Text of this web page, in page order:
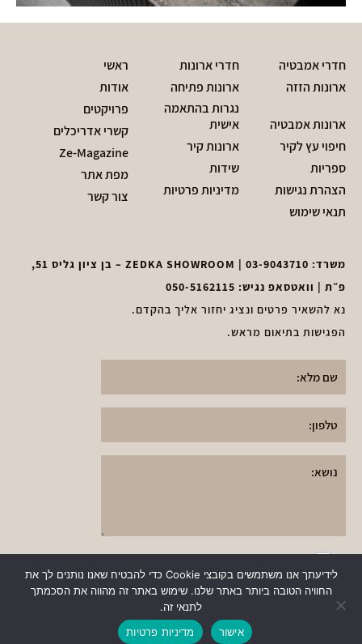
חדרי אמבטיה
חדרי ארונות
ארונות הזזה
ארונות פתיחה
ארונות אמבטיה
נגרות בהתאמה
אישית
חיפוי עץ לקיר
ארונות קיר
ספריות
שידות
הצהרת נגישות
מדיניות פרטיות
תנאי שימוש
ראשי
אודות
פרויקטים
קשרי אדריכלים
Ze-Magazine
מפת אתר
צור קשר
משרד: 03-9043710
| ZEDKA SHOWROOM – בן ציון גליס 51,
פ״ת | וואטסאפ נגיש: 050-5162115
נא להשאיר פרטים ונציג יחזור אליך בהקדם.
הפגישות בתיאום מראש.
ו
אני אני מאשר אתתקנון מדיניות הפרטיות
ותנאי השימושבאתר
שלח
לידיעתך אנו משתמשים בקובצי Cookie כדי להבטיח שאנו נותנים לך את
החוויה הטובה ביותר באתר שלנו. שימוש באתר זה מהווה את הסכמתך
לתנאי זה.
אישור
מדיניות פרטיות